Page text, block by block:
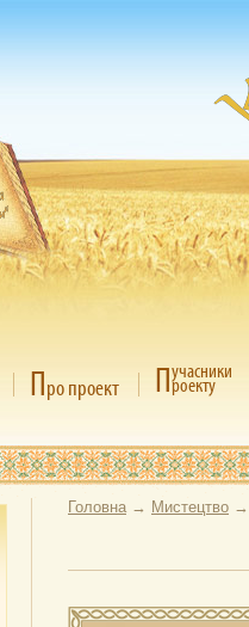
Про проект Пучасники
роекту
Головна → Мистецтво →